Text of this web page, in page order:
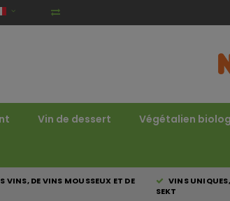
Vin de dessert Végétalien
VINS, DE VINS MOUSSEUX ET DE
VINS
SEKT